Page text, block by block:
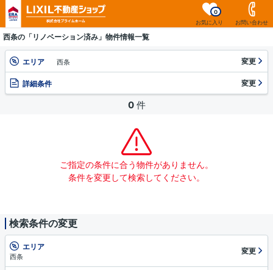
お気に入り
0
お問い合わせ
西条の「リノベーション済み」物件情報一覧
エリア 西条 変更
詳細条件 変更
0 件
ご指定の条件に合う物件がありません。
条件を変更して検索してください。
検索条件の変更
エリア
西条
変更